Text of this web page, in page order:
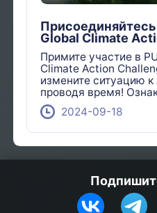
Присоединяйтесь
Global Climate
выигрывайте по-
Примите участие в
Climate Action
измените ситуацию
проводя время!
контентом Play for
присоединиться к
2024-09-18